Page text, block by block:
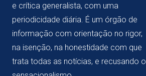
e crítica generalista, com uma
periodicidade diária. É um órgão de
informação com orientação no rigor,
na isenção, na honestidade com que
trata todas as notícias, e recusando o